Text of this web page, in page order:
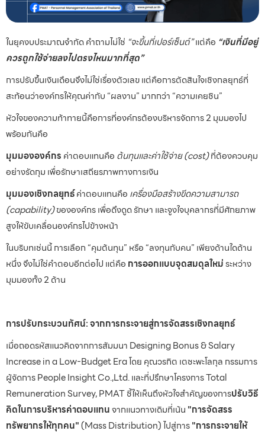
ในยุคงบประมาณจำกัด คำถามไม่ใช่ “จะขึ้นกี่เปอร์เซ็นต์”แต่คือ “เงินที่มีอยู่
ควรถูกใช้จ่ายลงไปตรงไหนมากที่สุด”
การปรับขึ้นเงินเดือนจึงไม่ใช่เรื่องตัวเลข แต่คือการตัดสินใจเชิงกลยุทธ์ที่
สะท้อนว่าองค์กรให้คุณค่ากับ “ผลงาน” มากกว่า “ความเคยชิน”
หัวใจของความท้าทายนี้คือการที่องค์กรต้องบริหารจัดการ 2 มุมมองไป
พร้อมกันคือ
มุมมององค์กร ค่าตอบแทนคือ ต้นทุนและค่าใช้จ่าย (cost)ที่ต้องควบคุม
อย่างรัดกุม เพื่อรักษาเสถียรภาพทางการเงิน
มุมมองเชิงกลยุทธ์ค่าตอบแทนคือ เครื่องมือสร้างขีดความสามารถ
(capability)ขององค์กร เพื่อดึงดูด รักษา และจูงใจบุคลากรที่มีศักยภาพ
สูงให้ขับเคลื่อนองค์กรไปข้างหน้า
ในบริบทเช่นนี้ การเลือก “คุมต้นทุน” หรือ “ลงทุนกับคน” เพียงด้านใดด้าน
หนึ่ง จึงไม่ใช่คำตอบอีกต่อไป แต่คือ การออกแบบจุดสมดุลใหม่ระหว่าง
มุมมองทั้ง 2 ด้าน
การปรับกระบวนทัศน์: จากการกระจายสู่การจัดสรรเชิงกลยุทธ์
เมื่อถอดรหัสแนวคิดจากการสัมมนา Designing Bonus & Salary
Increase in a Low-Budget Era โดย คุณวรกิต เตชะพะโลกุล กรรมการ
ผู้จัดการ People Insight Co.,Ltd. และที่ปรึกษาโครงการ Total
Remuneration Survey, PMAT ชี้ให้เห็นถึงหัวใจสำคัญของการปรับวิธี
คิดในการบริหารค่าตอบแทนจากแนวทางเดิมที่เน้น "การจัดสรร
ทรัพยากรให้ทุกคน"(Mass Distribution) ไปสู่การ"การกระจายให้